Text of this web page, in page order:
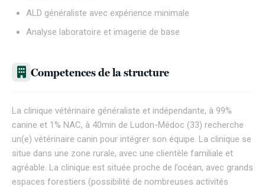
ALD généraliste avec expérience minimale
Analyse laboratoire et imagerie de base
Competences de la structure
La clinique vétérinaire généraliste et indépendante, à 99%
canine et 1% NAC, à 40min de Ludon-Médoc (33) recherche
un(e) vétérinaire canin pour intégrer son équipe. La clinique se
situe dans une zone rurale, avec une clientèle familiale et
agréable. La clinique est située proche de l’océan, avec grands
espaces forestiers (possibilité de nombreuses activités